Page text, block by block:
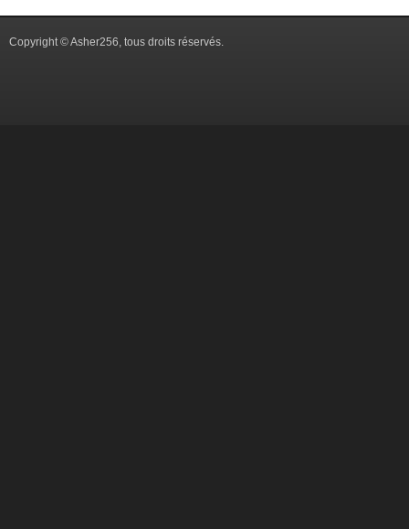
Copyright © Asher256, tous droits réservés.